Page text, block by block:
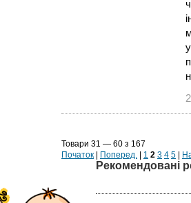
Товари 31 — 60 з 167
Початок | Поперед. | 1 2 3 4 5 |
Рекомендовані